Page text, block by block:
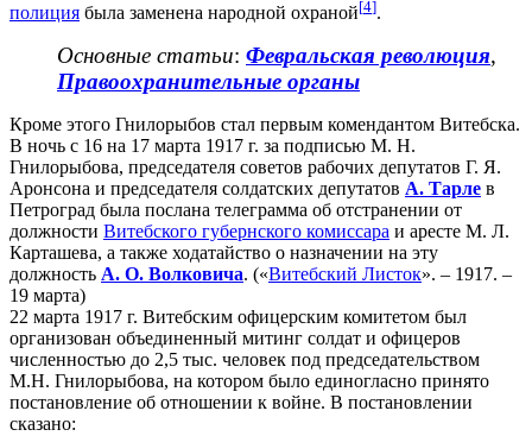
полиция была заменена народной охраной[4].
Основные статьи: Февральская революция,
Правоохранительные органы
Кроме этого Гнилорыбов стал первым комендантом Витебска.
В ночь с 16 на 17 марта 1917 г. за подписью М. Н.
Гнилорыбова, председателя советов рабочих депутатов Г. Я.
Аронсона и председателя солдатских депутатов А. Тарле в
Петроград была послана телеграмма об отстранении от
должности Витебского губернского комиссара и аресте М. Л.
Карташева, а также ходатайство о назначении на эту
должность А. О. Волковича. («Витебский Листок». – 1917. –
19 марта)
22 марта 1917 г. Витебским офицерским комитетом был
организован объединенный митинг солдат и офицеров
численностью до 2,5 тыс. человек под председательством
М.Н. Гнилорыбова, на котором было единогласно принято
постановление об отношении к войне. В постановлении
сказано: